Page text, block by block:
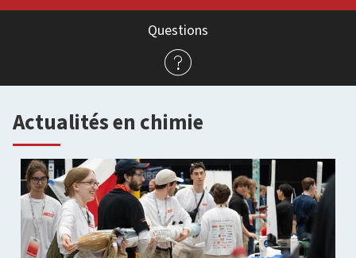
Questions
Actualités en chimie